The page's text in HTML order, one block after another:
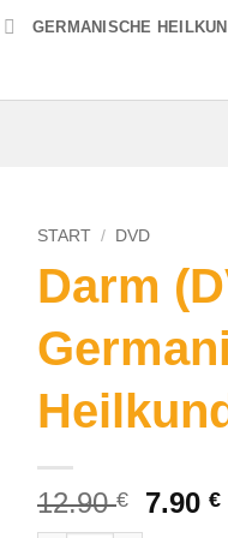
GERMANISCHE
START / DVD
Darm
12.90€ 7.90€